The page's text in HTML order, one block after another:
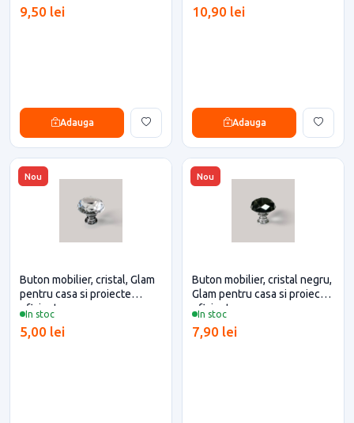
9,50 lei
Adauga
10,90 lei
Adauga
Nou
In stoc
Buton mobilier, cristal, Glam
pentru casa si proiecte
eficiente
5,00 lei
Nou
In stoc
Buton mobilier, cristal negru,
Glam pentru casa si proiecte
eficiente
7,90 lei